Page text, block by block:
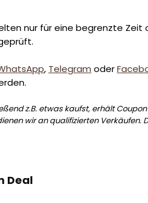
nur für eine begrenzte Zeit
, Telegram oder
z.B. etwas kaufst, erhält
wir an qualifizierten Verkäufen.
Deal